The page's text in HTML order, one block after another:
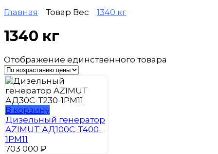
Главная
Товар Вес 1340 кг
1340 кг
Отображение единственного товара
В корзину
Дизельный генератор
AZIMUT АД100С-Т400-
1РМ11
703 000 ₽